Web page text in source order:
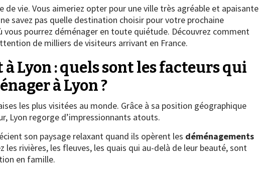
de vie. Vous aimeriez opter pour une ville très agréable et apaisante
savez pas quelle destination choisir pour votre prochaine
vous pourrez déménager en toute quiétude. Découvrez comment
de milliers de visiteurs arrivant en France.
Lyon : quels sont les facteurs qui
à Lyon ?
les plus visitées au monde. Grâce à sa position géographique
Lyon regorge d’impressionnants atouts.
son paysage relaxant quand ils opèrent les déménagements
les rivières, les fleuves, les quais qui au-delà de leur beauté, sont
en famille.